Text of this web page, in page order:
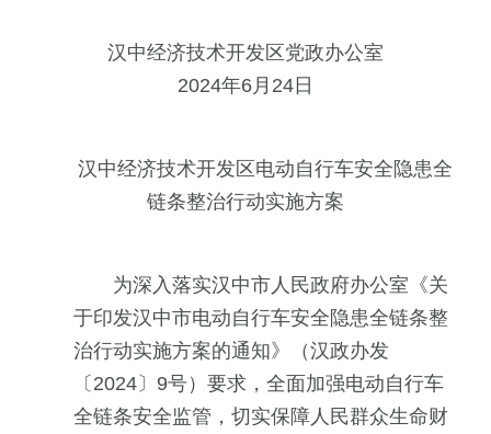
汉中经济技术开发区党政办公室
2024年6月24日
汉中经济技术开发区电动自行车安全隐患全
链条整治行动实施方案
为深入落实汉中市人民政府办公室《关
于印发汉中市电动自行车安全隐患全链条整
治行动实施方案的通知》（汉政办发
〔2024〕9号）要求，全面加强电动自行车
全链条安全监管，切实保障人民群众生命财